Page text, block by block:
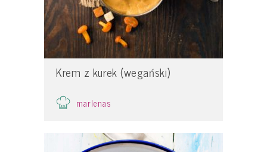
Krem z kurek (wegański)
marlenas